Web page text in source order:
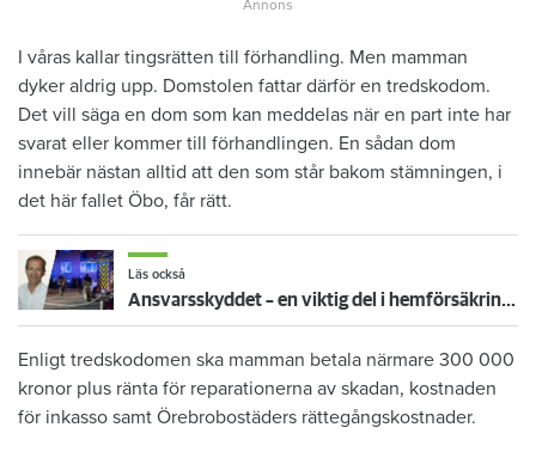
I våras kallar tingsrätten till förhandling. Men mamman
dyker aldrig upp. Domstolen fattar därför en tredskodom.
Det vill säga en dom som kan meddelas när en part inte har
svarat eller kommer till förhandlingen. En sådan dom
innebär nästan alltid att den som står bakom stämningen, i
det här fallet Öbo, får rätt.
Läs också
Ansvarsskyddet – en viktig del i hemförsäkringen
Enligt tredskodomen ska mamman betala närmare 300 000
kronor plus ränta för reparationerna av skadan, kostnaden
för inkasso samt Örebrobostäders rättegångskostnader.